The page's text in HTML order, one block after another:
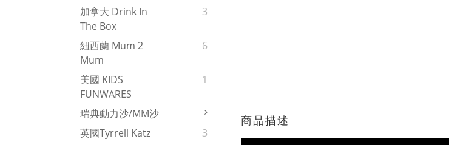
加拿大 Drink In
The Box
3
紐西蘭 Mum 2
Mum
6
美國 KIDS
FUNWARES
1
瑞典動力沙/MM沙
英國Tyrrell Katz
3
商品描述